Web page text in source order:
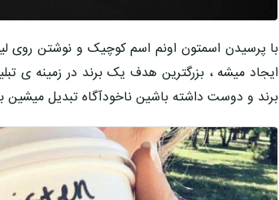
با پرسیدن اسمتون اونم اسم کوچیک و نوشتن روی
ایجاد میشه ، بزرگترین هدف یک برند در زمینه
برند و دوست داشته باشین ناخودآگاه تبدیل میشین